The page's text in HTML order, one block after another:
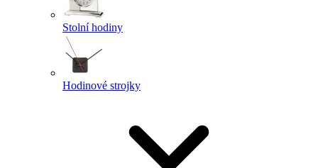
Stolní hodiny
Hodinové strojky